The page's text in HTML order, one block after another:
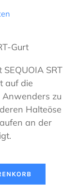
Gurt
SRT
auf die
Anwenders zu
Halteöse
an der